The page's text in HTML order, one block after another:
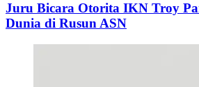
Juru Bicara Otorita IKN Troy
Dunia di Rusun ASN